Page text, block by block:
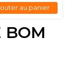
BOM
au panier